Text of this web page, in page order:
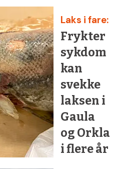
Laks i fare:
Frykter
sykdom
kan
svekke
laksen i
Gaula
og Orkla
i flere år